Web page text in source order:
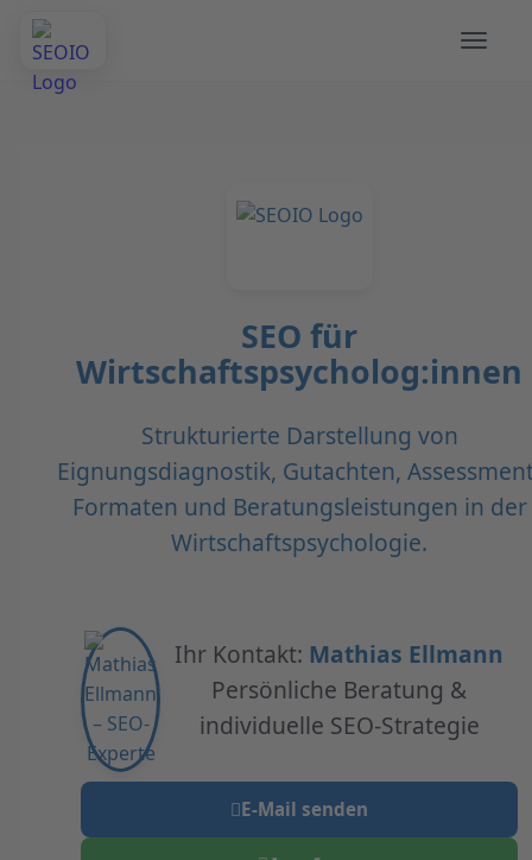
SEO für
Wirtschaftspsycholog:innen
Strukturierte Darstellung von
Eignungsdiagnostik, Gutachten,
Formaten und Beratungsleistungen in der
Wirtschaftspsychologie.
Ihr Kontakt: Mathias Ellmann
Persönliche Beratung &
individuelle SEO-Strategie
E-Mail senden